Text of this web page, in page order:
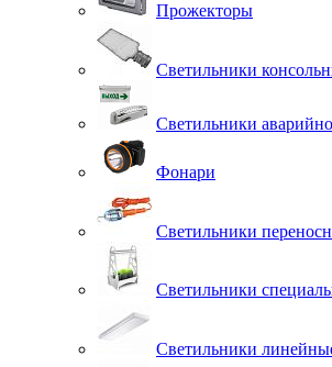
Прожекторы
Светильники
Светильники
Фонари
Светильники
Светильники
Светильники